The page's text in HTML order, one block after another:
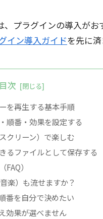
プラグインの導入がお
イン導入ガイドを先に済
目次
を再生する基本手順
順番・効果を設定する
クリーン）で楽しむ
るファイルとして保存する
FAQ）
楽）も流せますか？
番を自分で決めたい
効果が選べません